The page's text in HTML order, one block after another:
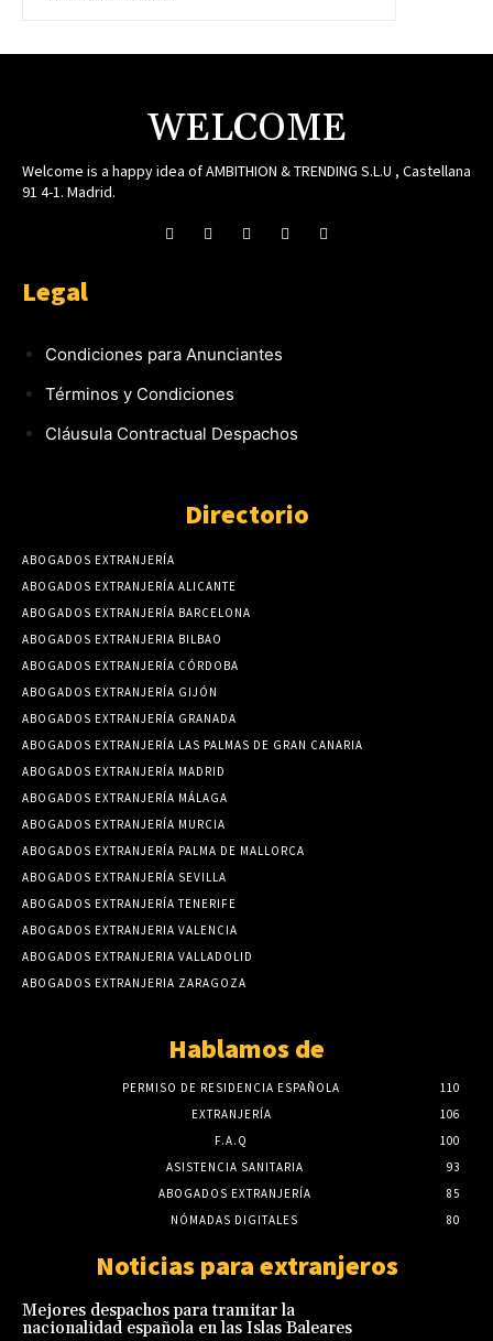
WELCOME
Welcome is a happy idea of AMBITHION & TRENDING S.L.U , Castellana
91 4-1. Madrid.
Legal
Condiciones para Anunciantes
Términos y Condiciones
Cláusula Contractual Despachos
Directorio
ABOGADOS EXTRANJERÍA
ABOGADOS EXTRANJERÍA ALICANTE
ABOGADOS EXTRANJERÍA BARCELONA
ABOGADOS EXTRANJERIA BILBAO
ABOGADOS EXTRANJERÍA CÓRDOBA
ABOGADOS EXTRANJERÍA GIJÓN
ABOGADOS EXTRANJERÍA GRANADA
ABOGADOS EXTRANJERÍA LAS PALMAS DE GRAN CANARIA
ABOGADOS EXTRANJERÍA MADRID
ABOGADOS EXTRANJERÍA MÁLAGA
ABOGADOS EXTRANJERÍA MURCIA
ABOGADOS EXTRANJERÍA PALMA DE MALLORCA
ABOGADOS EXTRANJERÍA SEVILLA
ABOGADOS EXTRANJERÍA TENERIFE
ABOGADOS EXTRANJERIA VALENCIA
ABOGADOS EXTRANJERIA VALLADOLID
ABOGADOS EXTRANJERIA ZARAGOZA
Hablamos de
PERMISO DE RESIDENCIA ESPAÑOLA
110
EXTRANJERÍA
106
F.A.Q
100
ASISTENCIA SANITARIA
93
ABOGADOS EXTRANJERÍA
85
NÓMADAS DIGITALES
80
Noticias para extranjeros
Mejores despachos para tramitar la
nacionalidad española en las Islas Baleares